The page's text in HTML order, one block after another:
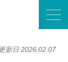
新日 2026.02.07